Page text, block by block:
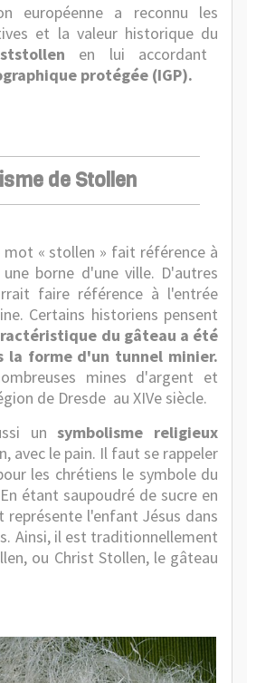
européenne a reconnu les
et la valeur historique du
en lui accordant
protégée (IGP).
de Stollen
mot « stollen » fait référence à
borne d'une ville. D'autres
faire référence à l'entrée
Certains historiens pensent
du gâteau a été
la forme d'un tunnel minier.
mines d'argent et
de Dresde au XIVe siècle.
unsymbolisme religieux
avec le pain. Il faut se rappeler
les chrétiens le symbole du
étant saupoudré de sucre en
représente l'enfant Jésus dans
Ainsi, il est traditionnellement
ou Christ Stollen, le gâteau